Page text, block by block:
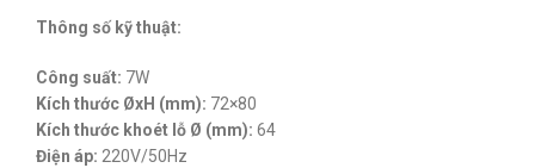
Thông số kỹ thuật:
Công suất: 7W
Kích thước ØxH (mm): 72×80
Kích thước khoét lỗ Ø (mm): 64
Điện áp: 220V/50Hz